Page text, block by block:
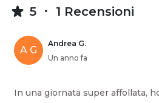
5 1 Recensioni
A G
Andrea G.
Un anno fa
In una giornata super affollata,